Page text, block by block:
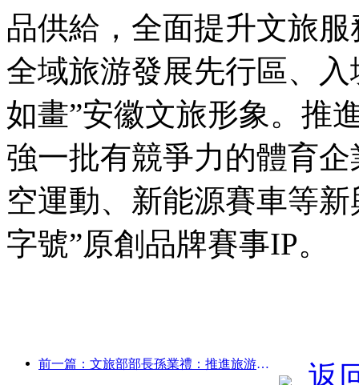
品供給，全面提升文旅
全域旅游發展先行區、
如畫”安徽文旅形象。推
強一批有競爭力的體育
空運動、新能源賽車等
字號”原創品牌賽事IP。
前一篇：文旅部部長孫業禮：推進旅游強國建設，豐富高品質旅游產品供給
返